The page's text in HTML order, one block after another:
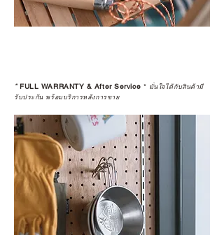
*FULL WARRANTY & After Service * มั่นใจได้กับสินค้ามี
รับประกัน พร้อมบริการหลังการขาย